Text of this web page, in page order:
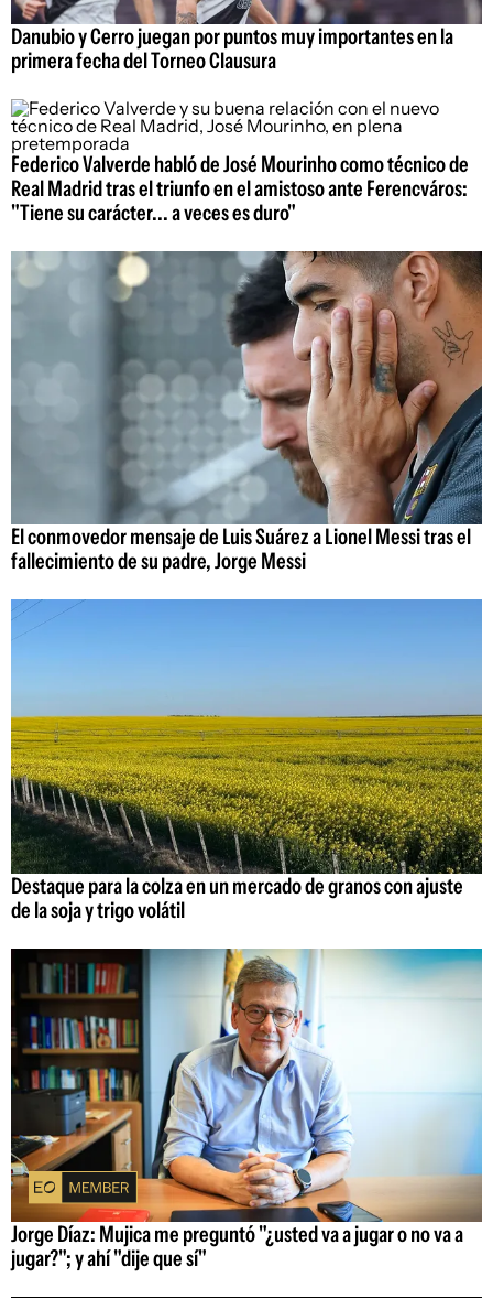
Danubio y Cerro juegan por puntos muy importantes en la
primera fecha del Torneo Clausura
Federico Valverde habló de José Mourinho como técnico de
Real Madrid tras el triunfo en el amistoso ante Ferencváros:
"Tiene su carácter... a veces es duro"
El conmovedor mensaje de Luis Suárez a Lionel Messi tras el
fallecimiento de su padre, Jorge Messi
Destaque para la colza en un mercado de granos con ajuste
de la soja y trigo volátil
Jorge Díaz: Mujica me preguntó "¿usted va a jugar o no va a
jugar?"; y ahí "dije que sí"